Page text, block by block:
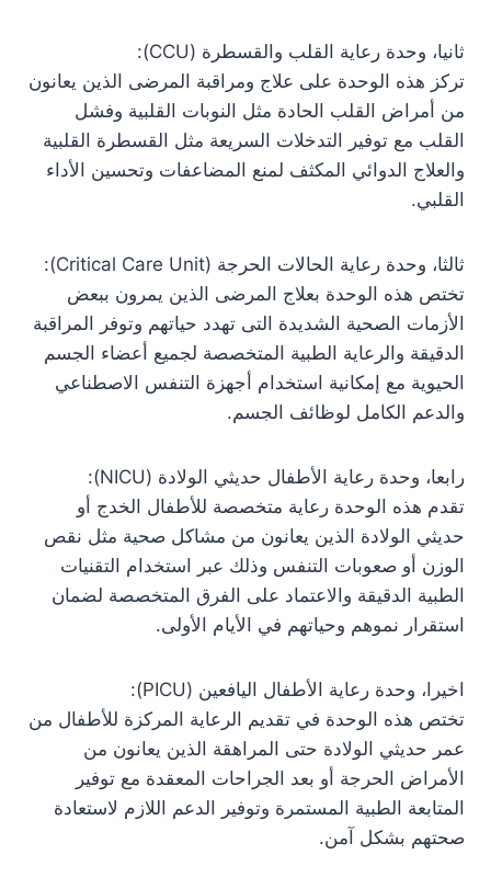
ثانيا، وحدة رعاية القلب والقسطرة (CCU):
تركز هذه الوحدة على علاج ومراقبة المرضى الذين يعانون
من أمراض القلب الحادة مثل النوبات القلبية وفشل
القلب مع توفير التدخلات السريعة مثل القسطرة القلبية
والعلاج الدوائي المكثف لمنع المضاعفات وتحسين الأداء
القلبي.
ثالثا، وحدة رعاية الحالات الحرجة (Critical Care Unit):
تختص هذه الوحدة بعلاج المرضى الذين يمرون ببعض
الأزمات الصحية الشديدة التى تهدد حياتهم وتوفر المراقبة
الدقيقة والرعاية الطبية المتخصصة لجميع أعضاء الجسم
الحيوية مع إمكانية استخدام أجهزة التنفس الاصطناعي
والدعم الكامل لوظائف الجسم.
رابعا، وحدة رعاية الأطفال حديثي الولادة (NICU):
تقدم هذه الوحدة رعاية متخصصة للأطفال الخدج أو
حديثي الولادة الذين يعانون من مشاكل صحية مثل نقص
الوزن أو صعوبات التنفس وذلك عبر استخدام التقنيات
الطبية الدقيقة والاعتماد على الفرق المتخصصة لضمان
استقرار نموهم وحياتهم في الأيام الأولى.
اخيرا، وحدة رعاية الأطفال اليافعين (PICU):
تختص هذه الوحدة في تقديم الرعاية المركزة للأطفال من
عمر حديثي الولادة حتى المراهقة الذين يعانون من
الأمراض الحرجة أو بعد الجراحات المعقدة مع توفير
المتابعة الطبية المستمرة وتوفير الدعم اللازم لاستعادة
صحتهم بشكل آمن.